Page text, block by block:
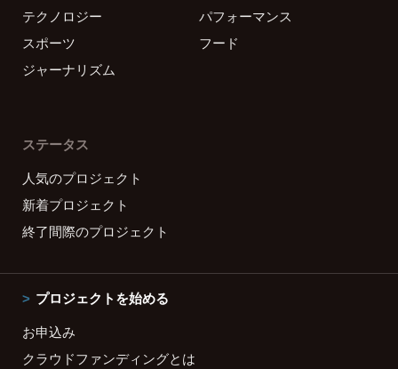
テクノロジー
パフォーマンス
スポーツ
フード
ジャーナリズム
ステータス
人気のプロジェクト
新着プロジェクト
終了間際のプロジェクト
プロジェクトを始める
お申込み
クラウドファンディングとは